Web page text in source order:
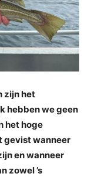
zijn het
hebben we geen
het hoge
gevist wanneer
en wanneer
zowel ’s